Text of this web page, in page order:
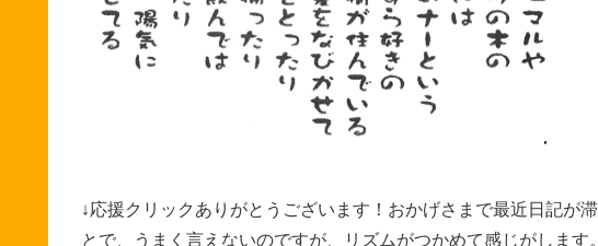
↓応援クリックありがとうございます！おかげさまで最近日記が
とで、うまく言えないのですが、リズムがつかめて感じがします。